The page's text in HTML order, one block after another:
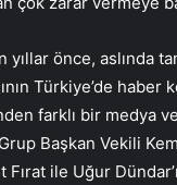
yıllar önce, aslında
Türkiye’de haber
farklı bir medya
Başkan Vekili
Fırat ile Uğur